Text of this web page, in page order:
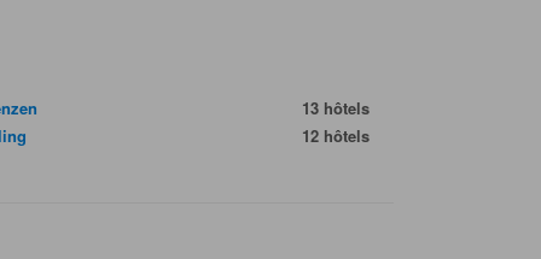
13 hôtels
12 hôtels